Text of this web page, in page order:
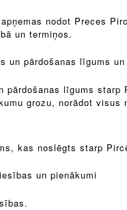
nodot Preces
un termiņos.
un pārdošanas līgums
pārdošanas līgums
grozu, norādot visus
kas noslēgts starp
un pienākumi